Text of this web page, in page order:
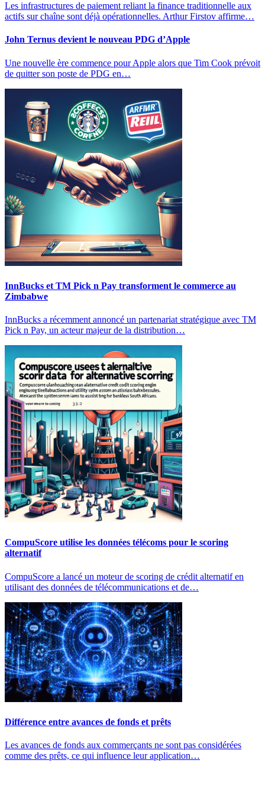
Les infrastructures de paiement reliant la finance traditionnelle aux
actifs sur chaîne sont déjà opérationnelles. Arthur Firstov affirme…
John Ternus devient le nouveau PDG d’Apple
Une nouvelle ère commence pour Apple alors que Tim Cook prévoit
de quitter son poste de PDG en…
InnBucks et TM Pick n Pay transforment le commerce au
Zimbabwe
InnBucks a récemment annoncé un partenariat stratégique avec TM
Pick n Pay, un acteur majeur de la distribution…
CompuScore utilise les données télécoms pour le scoring
alternatif
CompuScore a lancé un moteur de scoring de crédit alternatif en
utilisant des données de télécommunications et de…
Différence entre avances de fonds et prêts
Les avances de fonds aux commerçants ne sont pas considérées
comme des prêts, ce qui influence leur application…